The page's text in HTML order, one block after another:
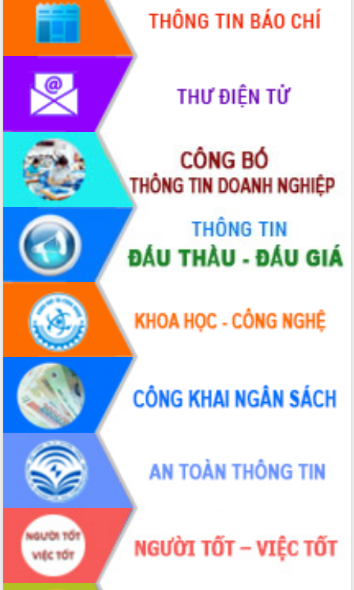
THỐNG KÊ TRUY CẬP
Hôm nay: 13558
Tất cả: 66026298